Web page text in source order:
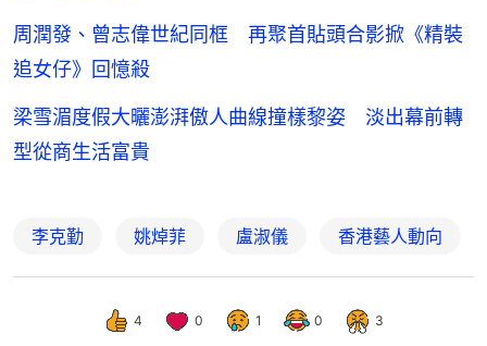
周潤發、曾志偉世紀同框 再聚首貼頭合影掀《精裝
追女仔》回憶殺
梁雪湄度假大曬澎湃傲人曲線撞樣黎姿 淡出幕前轉
型從商生活富貴
李克勤 姚焯菲 盧淑儀 香港藝人動向
4 0 1 0 3